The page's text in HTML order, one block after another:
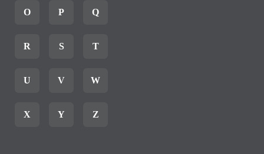
O P Q
R S T
U V W
X Y Z